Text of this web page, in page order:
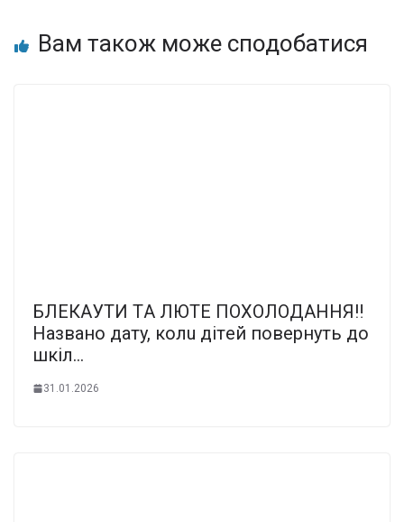
Вам також може сподобатися
БЛEКAУТИ ТA ЛЮТE ПOXOЛOДAННЯ‼️
Нaзвaнo дaтy, кoлu дiтeй пoвepнyть дo
шкiл…
31.01.2026